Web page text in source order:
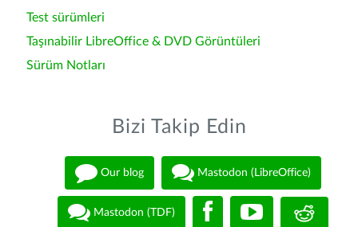
Test sürümleri
Taşınabilir LibreOffice & DVD Görüntüleri
Sürüm Notları
Bizi Takip Edin
Our blog Mastodon (LibreOffice)
Mastodon (TDF)